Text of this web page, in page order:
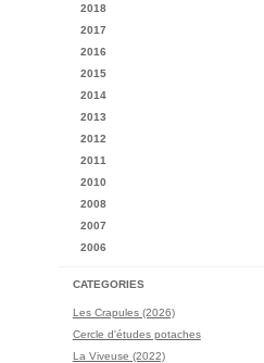
2018
2017
2016
2015
2014
2013
2012
2011
2010
2008
2007
2006
CATEGORIES
Les Crapules (2026)
Cercle d'études potaches
La Viveuse (2022)